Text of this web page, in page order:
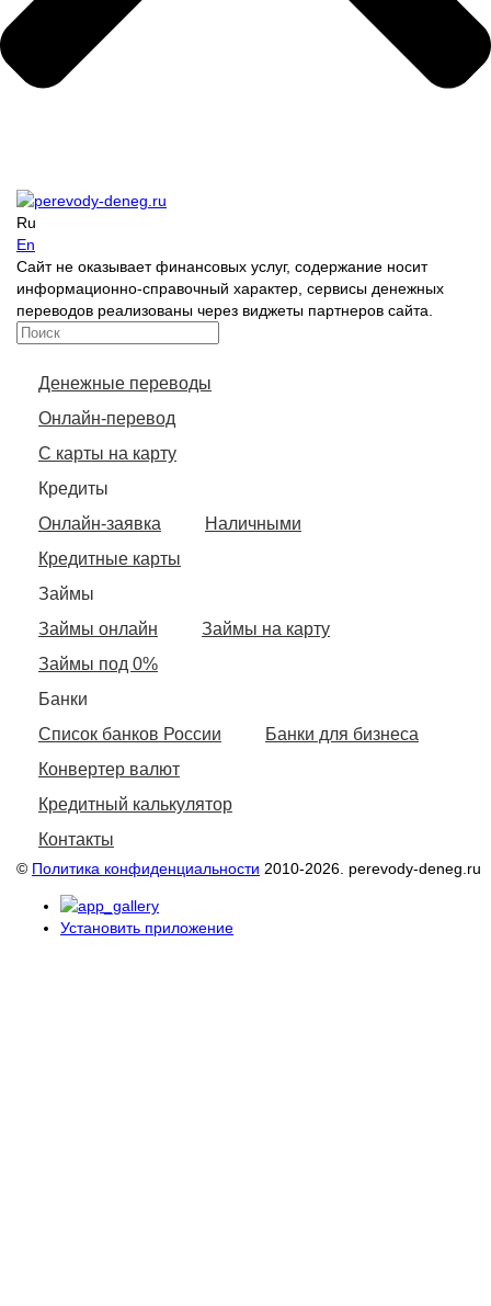
Ru
En
Сайт не оказывает финансовых услуг, содержание носит
информационно-справочный характер, сервисы денежных
переводов реализованы через виджеты партнеров сайта.
Денежные переводы
Онлайн-перевод
С карты на карту
Кредиты
Онлайн-заявка
Наличными
Кредитные карты
Займы
Займы онлайн
Займы на карту
Займы под 0%
Банки
Список банков России
Банки для бизнеса
Конвертер валют
Кредитный калькулятор
Контакты
© Политика конфиденциальности 2010-2026. perevody-deneg.ru
Установить приложение